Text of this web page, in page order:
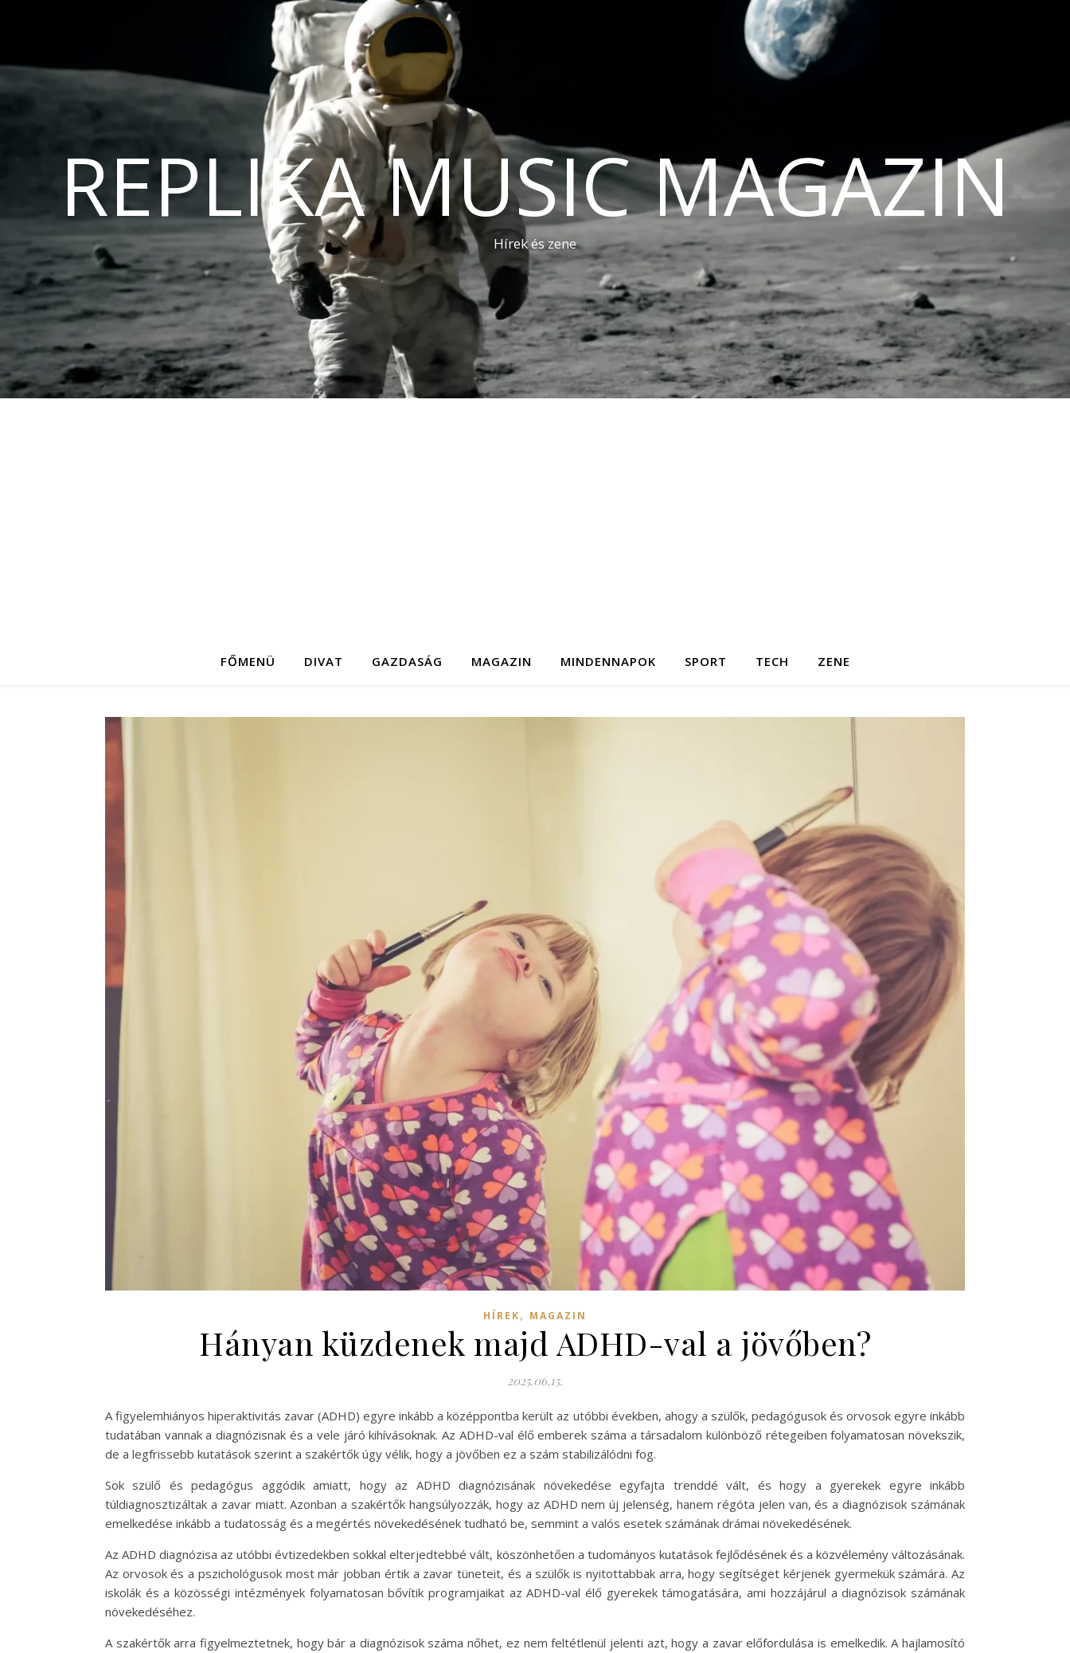
REPLIKA MUSIC MAGAZIN
Hírek és zene
FŐMENÜ DIVAT GAZDASÁG MAGAZIN MINDENNAPOK SPORT TECH ZENE
HÍREK, MAGAZIN
Hányan küzdenek majd ADHD-val a jövőben?
2025.06.15.
A figyelemhiányos hiperaktivitás zavar (ADHD) egyre inkább a középpontba került az utóbbi években, ahogy a szülők, pedagógusok és orvosok egyre inkább
tudatában vannak a diagnózisnak és a vele járó kihívásoknak. Az ADHD-val élő emberek száma a társadalom különböző rétegeiben folyamatosan növekszik,
de a legfrissebb kutatások szerint a szakértők úgy vélik, hogy a jövőben ez a szám stabilizálódni fog.
Sok szülő és pedagógus aggódik amiatt, hogy az ADHD diagnózisának növekedése egyfajta trenddé vált, és hogy a gyerekek egyre inkább
túldiagnosztizáltak a zavar miatt. Azonban a szakértők hangsúlyozzák, hogy az ADHD nem új jelenség, hanem régóta jelen van, és a diagnózisok számának
emelkedése inkább a tudatosság és a megértés növekedésének tudható be, semmint a valós esetek számának drámai növekedésének.
Az ADHD diagnózisa az utóbbi évtizedekben sokkal elterjedtebbé vált, köszönhetően a tudományos kutatások fejlődésének és a közvélemény változásának.
Az orvosok és a pszichológusok most már jobban értik a zavar tüneteit, és a szülők is nyitottabbak arra, hogy segítséget kérjenek gyermekük számára. Az
iskolák és a közösségi intézmények folyamatosan bővítik programjaikat az ADHD-val élő gyerekek támogatására, ami hozzájárul a diagnózisok számának
növekedéséhez.
A szakértők arra figyelmeztetnek, hogy bár a diagnózisok száma nőhet, ez nem feltétlenül jelenti azt, hogy a zavar előfordulása is emelkedik. A hajlamosító